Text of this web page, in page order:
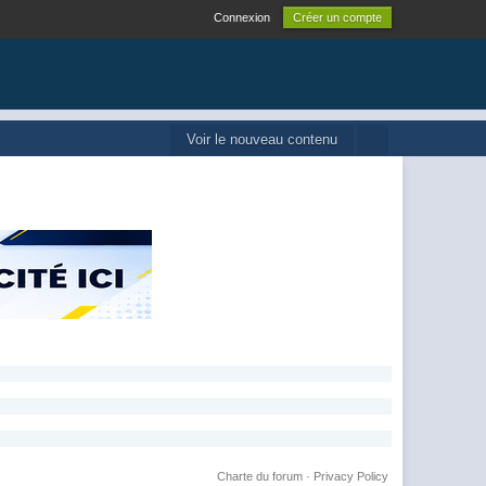
Connexion Créer un compte
Voir le nouveau contenu
Privacy Policy
Charte du forum·